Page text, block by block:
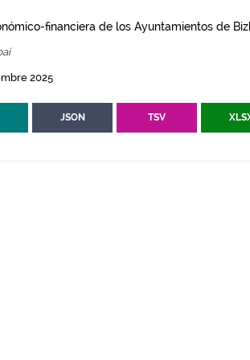
financiera de los Ayuntamientos de
2025
JSON TSV